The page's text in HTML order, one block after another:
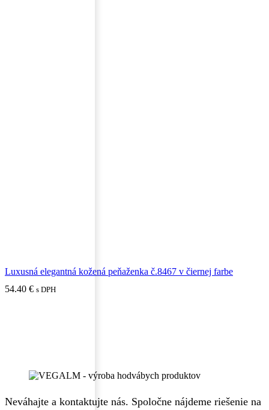
Luxusná elegantná kožená peňaženka č.8467 v čiernej farbe
54.40 € s DPH
Neváhajte a kontaktujte nás. Spoločne nájdeme riešenie na